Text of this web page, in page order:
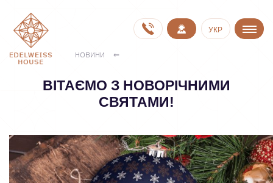
УКР
НОВИНИ
ВІТАЄМО З НОВОРІЧНИМИ
СВЯТАМИ!